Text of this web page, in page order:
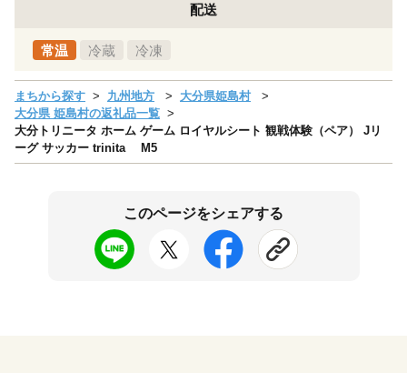
配送
常温 冷蔵 冷凍
まちから探す 九州地方
大分県姫島村
大分県 姫島村の返礼品一覧
大分トリニータ ホーム ゲーム ロイヤルシート 観戦体験（ペア） Jリ
ーグ サッカー trinita M5
このページをシェアする